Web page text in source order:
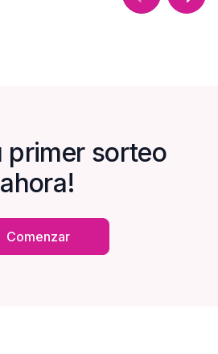
primer sorteo
ahora!
Comenzar